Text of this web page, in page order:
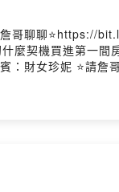
詹哥聊聊⭐https://
麼契機買進第一間